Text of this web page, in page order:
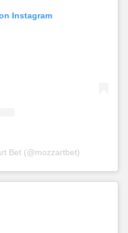
Instagram
Bet (@mozzartbet)